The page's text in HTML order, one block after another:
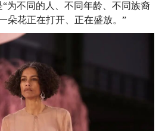
为不同的人、不同年龄、不同族裔
朵花正在打开、正在盛放。”